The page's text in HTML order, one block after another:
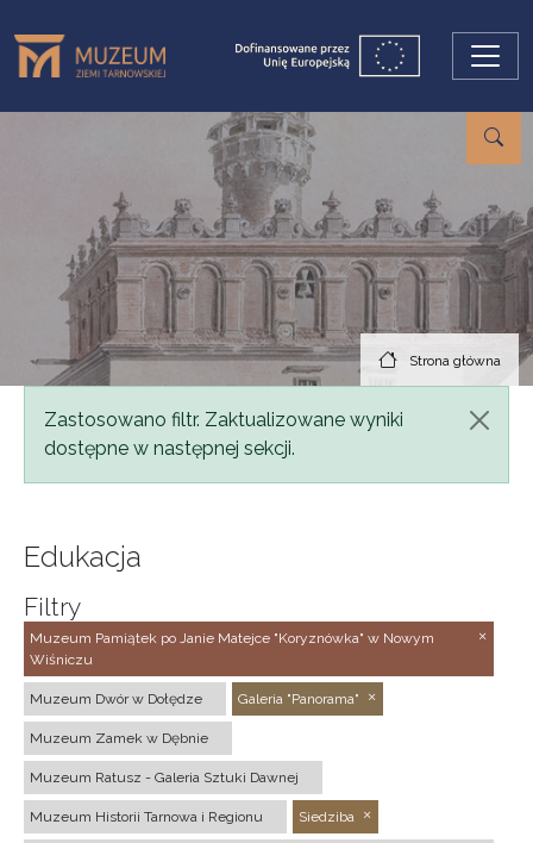
Strona główna
Komunikat
Zastosowano filtr. Zaktualizowane wyniki
dostępne w następnej sekcji.
Edukacja
Filtry
Muzeum Pamiątek po Janie Matejce "Koryznówka" w Nowym
Wiśniczu
Muzeum Dwór w Dołędze Galeria "Panorama"
Muzeum Zamek w Dębnie
Muzeum Ratusz - Galeria Sztuki Dawnej
Muzeum Historii Tarnowa i Regionu Siedziba